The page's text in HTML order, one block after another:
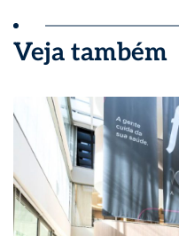
Veja também